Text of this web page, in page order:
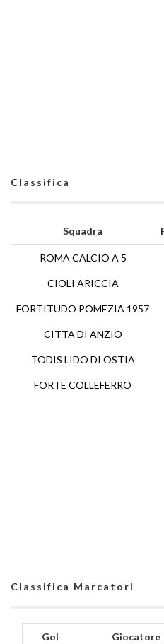
Classifica
Squadra
ROMA CALCIO A 5
CIOLI ARICCIA
FORTITUDO POMEZIA 1957
CITTA DI ANZIO
TODIS LIDO DI OSTIA
FORTE COLLEFERRO
Classifica Marcatori
Gol Giocatore